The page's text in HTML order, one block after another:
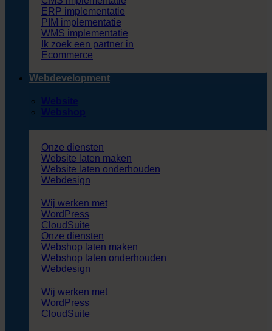
ERP implementatie
PIM implementatie
WMS implementatie
Ik zoek een partner in
Ecommerce
Webdevelopment
Website
Webshop
Onze diensten
Website laten maken
Website laten onderhouden
Webdesign
Wij werken met
WordPress
CloudSuite
Onze diensten
Webshop laten maken
Webshop laten onderhouden
Webdesign
Wij werken met
WordPress
CloudSuite